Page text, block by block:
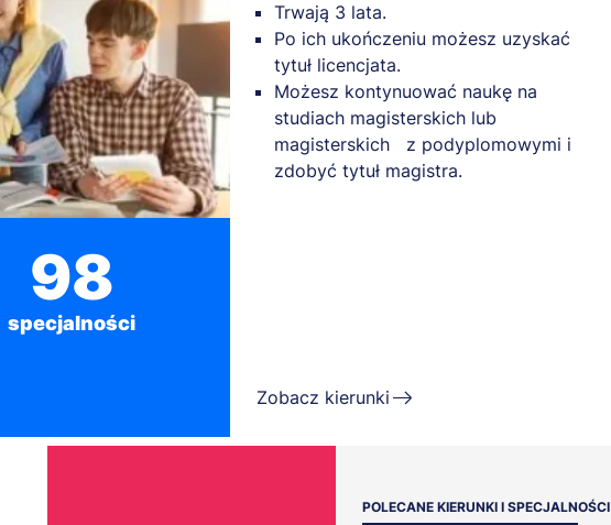
98
specjalności
Trwają 3 lata.
Po ich ukończeniu możesz uzyskać
tytuł licencjata.
Możesz kontynuować naukę na
studiach magisterskich lub
magisterskich z podyplomowymi i
zdobyć tytuł magistra.
Zobacz kierunki
POLECANE KIERUNKI I SPECJALNOŚCI